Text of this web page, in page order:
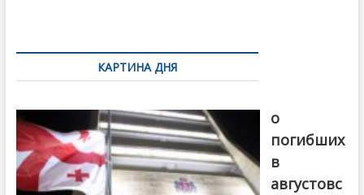
по
записямКАРТИНА ДНЯ
о
погибших
в
августовс